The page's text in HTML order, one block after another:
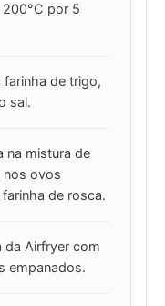
por 5
farinha de trigo,
sal.
na mistura de
nos ovos
de rosca.
da Airfryer com
empanados.